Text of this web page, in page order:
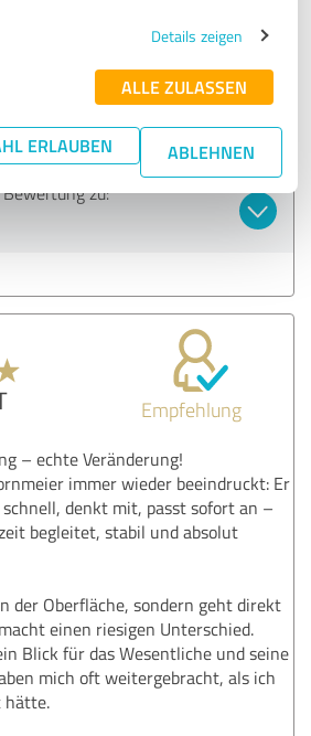
Details zeigen
ALLE ZULASSEN
ERLAUBEN ABLEHNEN
mögliche Lösungswege für meinen
Das zeigt, dass er kein 0-8-15
auf individuelle Gegebenheiten
zu:
Empfehlung
– echte Veränderung!
immer wieder beeindruckt: Er
denkt mit, passt sofort an –
begleitet, stabil und absolut
der Oberfläche, sondern geht direkt
einen riesigen Unterschied.
Blick für das Wesentliche und seine
mich oft weitergebracht, als ich
hätte.